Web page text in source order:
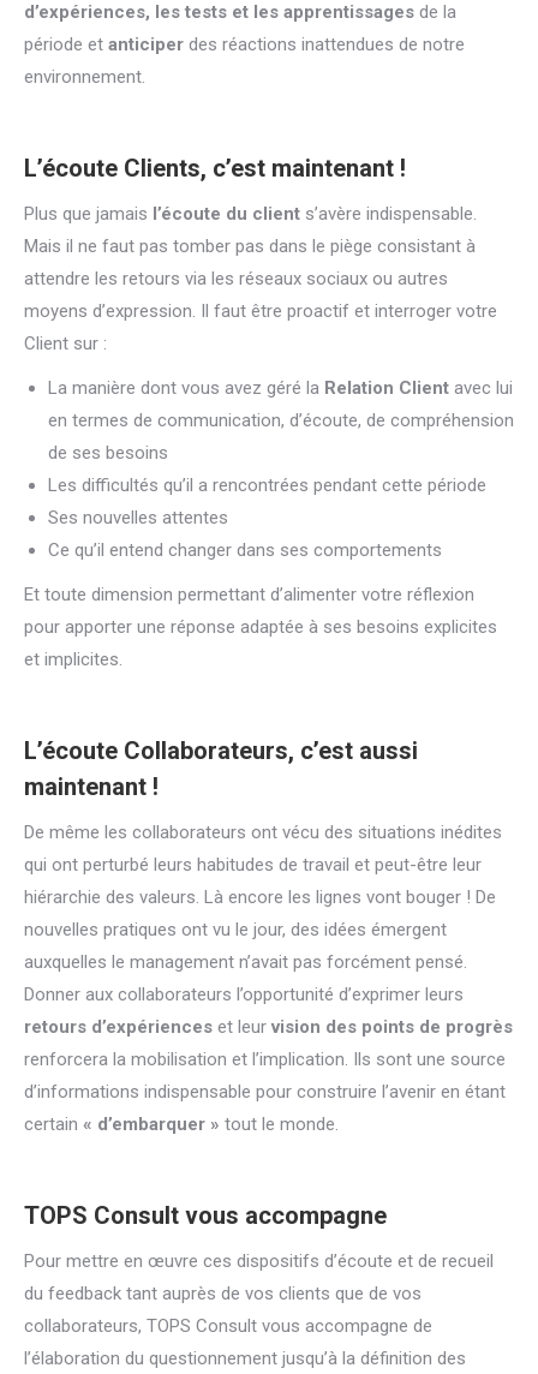
d’expériences, les tests et les apprentissages de la
période et anticiper des réactions inattendues de notre
environnement.
L’écoute Clients, c’est maintenant !
Plus que jamais l’écoute du client s’avère indispensable.
Mais il ne faut pas tomber pas dans le piège consistant à
attendre les retours via les réseaux sociaux ou autres
moyens d’expression. Il faut être proactif et interroger votre
Client sur :
La manière dont vous avez géré la Relation Client avec lui
en termes de communication, d’écoute, de compréhension
de ses besoins
Les difficultés qu’il a rencontrées pendant cette période
Ses nouvelles attentes
Ce qu’il entend changer dans ses comportements
Et toute dimension permettant d’alimenter votre réflexion
pour apporter une réponse adaptée à ses besoins explicites
et implicites.
L’écoute Collaborateurs, c’est aussi
maintenant !
De même les collaborateurs ont vécu des situations inédites
qui ont perturbé leurs habitudes de travail et peut-être leur
hiérarchie des valeurs. Là encore les lignes vont bouger ! De
nouvelles pratiques ont vu le jour, des idées émergent
auxquelles le management n’avait pas forcément pensé.
Donner aux collaborateurs l’opportunité d’exprimer leurs
retours d’expériences et leur vision des points de progrès
renforcera la mobilisation et l’implication. Ils sont une source
d’informations indispensable pour construire l’avenir en étant
certain « d’embarquer » tout le monde.
TOPS Consult vous accompagne
Pour mettre en œuvre ces dispositifs d’écoute et de recueil
du feedback tant auprès de vos clients que de vos
collaborateurs, TOPS Consult vous accompagne de
l’élaboration du questionnement jusqu’à la définition des